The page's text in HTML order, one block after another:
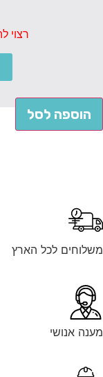
רצוי להוסיף 10
הוספה לסל
לכל הארץ
אנושי